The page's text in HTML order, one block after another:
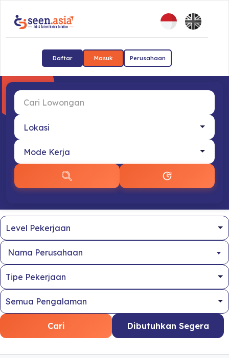
Daftar Masuk Perusahaan
Nama Perusahaan
Cari Dibutuhkan Segera